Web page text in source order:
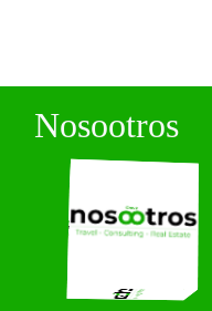
Nosootros